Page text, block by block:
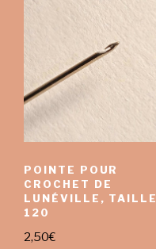
POINTE POUR
CROCHET DE
LUNÉVILLE, TAILLE
120
2,50€